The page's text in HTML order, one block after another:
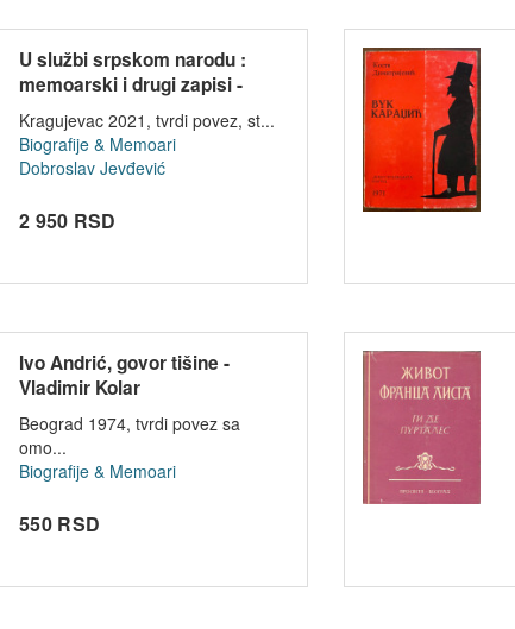
U službi srpskom narodu :
memoarski i drugi zapisi -
Vojvoda...
Kragujevac 2021, tvrdi povez, st...
Biografije & Memoari
Dobroslav Jevđević
2 950 RSD
Ivo Andrić, govor tišine -
Vladimir Kolar
Beograd 1974, tvrdi povez sa
omo...
Biografije & Memoari
550 RSD